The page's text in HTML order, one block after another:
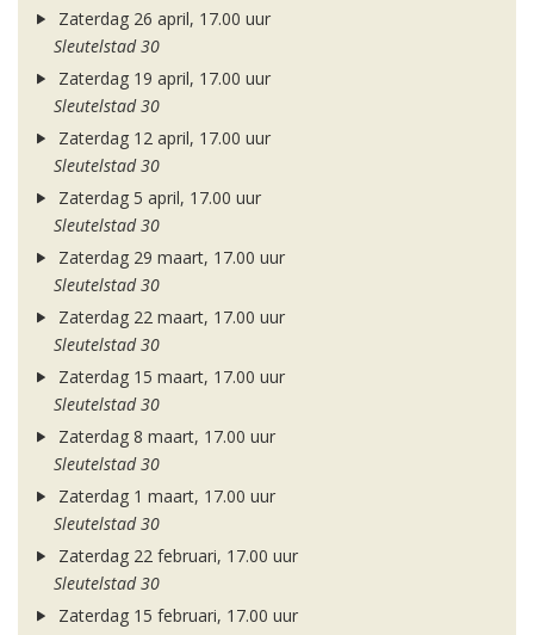
Zaterdag 26 april, 17.00 uur
Sleutelstad 30
Zaterdag 19 april, 17.00 uur
Sleutelstad 30
Zaterdag 12 april, 17.00 uur
Sleutelstad 30
Zaterdag 5 april, 17.00 uur
Sleutelstad 30
Zaterdag 29 maart, 17.00 uur
Sleutelstad 30
Zaterdag 22 maart, 17.00 uur
Sleutelstad 30
Zaterdag 15 maart, 17.00 uur
Sleutelstad 30
Zaterdag 8 maart, 17.00 uur
Sleutelstad 30
Zaterdag 1 maart, 17.00 uur
Sleutelstad 30
Zaterdag 22 februari, 17.00 uur
Sleutelstad 30
Zaterdag 15 februari, 17.00 uur